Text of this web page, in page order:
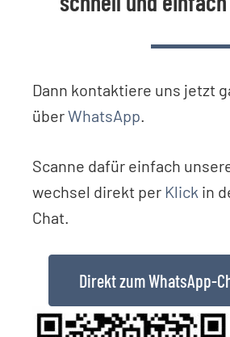
Dann kontaktiere uns jetzt
überWhatsApp
Scanne dafür einfach
wechsel direkt per Klick in
Chat.
Direkt zum WhatsApp-